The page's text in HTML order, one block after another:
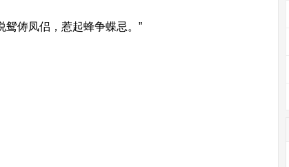
鸳俦凤侣，惹起蜂争蝶忌。”